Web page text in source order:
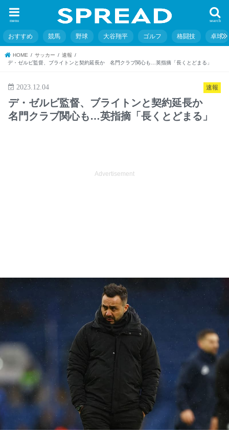
search
menu
おすすめ 競馬 野球 大谷翔平 ゴルフ 格闘技 卓球
HOME サッカー
速報
デ・ゼルビ監督、ブライトンと契約延長か 名門クラブ関心も…英指摘「長くとどまる」
速報
2023.12.04
デ・ゼルビ監督、ブライトンと契約延長か
名門クラブ関心も…英指摘「長くとどまる」
Advertisement